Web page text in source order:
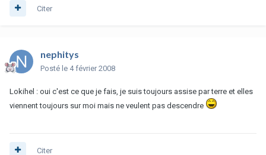
Citer
nephitys
Posté le 4 février 2008
Lokihel : oui c'est ce que je fais, je suis toujours assise par terre et elles
viennent toujours sur moi mais ne veulent pas descendre
Citer